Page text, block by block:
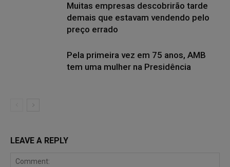
Muitas empresas descobrirão tarde
demais que estavam vendendo pelo
preço errado
Pela primeira vez em 75 anos, AMB
tem uma mulher na Presidência
LEAVE A REPLY